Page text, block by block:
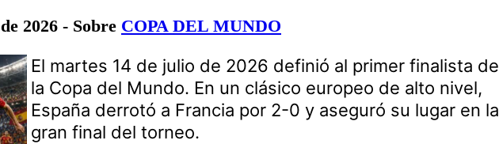
2026 - Sobre COPA DEL MUNDO
El martes 14 de julio de 2026 definió al primer finalista de
la Copa del Mundo. En un clásico europeo de alto nivel,
España derrotó a Francia por 2-0 y aseguró su lugar en la
gran final del torneo.